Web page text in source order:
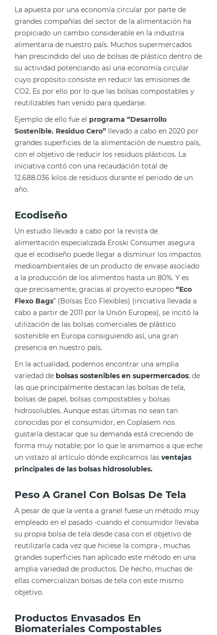
La apuesta por una economía circular por parte de
grandes compañías del sector de la alimentación ha
propiciado un cambio considerable en la industria
alimentaria de nuestro país. Muchos supermercados
han prescindido del uso de bolsas de plástico dentro de
su actividad potenciando así una economía circular
cuyo propósito consiste en reducir las emisiones de
CO2. Es por ello por lo que las bolsas compostables y
reutilizables han venido para quedarse.
Ejemplo de ello fue el programa “Desarrollo
Sostenible. Residuo Cero” llevado a cabo en 2020 por
grandes superficies de la alimentación de nuestro país,
con el objetivo de reducir los residuos plásticos. La
iniciativa contó con una recaudación total de
12.688.036 kilos de residuos durante el periodo de un
año.
Ecodiseño
Un estudio llevado a cabo por la revista de
alimentación especializada Eroski Consumer asegura
que el ecodiseño puede llegar a disminuir los impactos
medioambientales de un producto de envase asociado
a la producción de los alimentos hasta un 80%. Y es
que precisamente, gracias al proyecto europeo “Eco
Flexo Bags” (Bolsas Eco Flexibles) (iniciativa llevada a
cabo a partir de 2011 por la Unión Europea), se incitó la
utilización de las bolsas comerciales de plástico
sostenible en Europa consiguiendo así, una gran
presencia en nuestro país.
En la actualidad, podemos encontrar una amplia
variedad de bolsas sostenibles en supermercados; de
las que principalmente destacan las bolsas de tela,
bolsas de papel, bolsas compostables y bolsas
hidrosolubles. Aunque estas últimas no sean tan
conocidas por el consumidor, en Coplasem nos
gustaría destacar que su demanda está creciendo de
forma muy notable; por lo que le animamos a que eche
un vistazo al artículo dónde explicamos las ventajas
principales de las bolsas hidrosolubles.
Peso A Granel Con Bolsas De Tela
A pesar de que la venta a granel fuese un método muy
empleado en el pasado -cuando el consumidor llevaba
su propia bolsa de tela desde casa con el objetivo de
reutilizarla cada vez que hiciese la compra-, muchas
grandes superficies han aplicado este método en una
amplia variedad de productos. De hecho, muchas de
ellas comercializan bolsas de tela con este mismo
objetivo.
Productos Envasados En
Biomateriales Compostables